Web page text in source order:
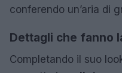
conferendo un’aria di
Dettagli che fanno
Completando il suo